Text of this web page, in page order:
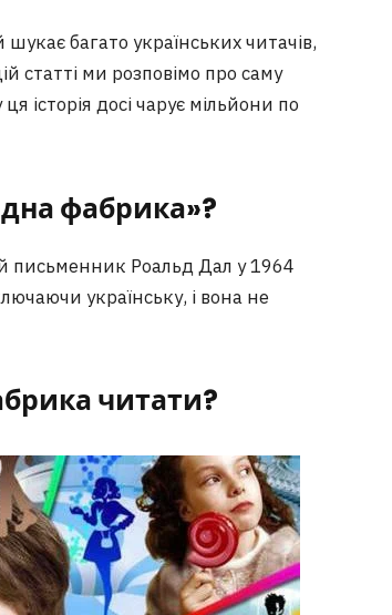
багато українських читачів,
статті ми розповімо про саму
історія досі чарує мільйони по
фабрика»?
письменник Роальд Дал у 1964
українську, і вона не
читати?